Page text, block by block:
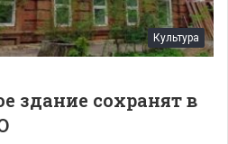
Культура
здание сохранят в